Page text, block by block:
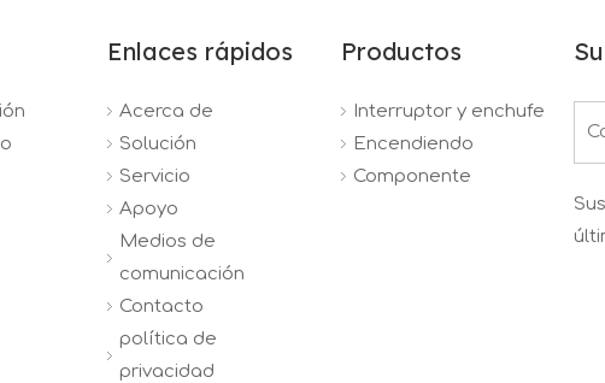
Enlaces rápidos
Acerca de
Solución
Servicio
Apoyo
Medios de
comunicación
Contacto
política de
privacidad
Productos
Interruptor y enchufe
Encendiendo
Componente